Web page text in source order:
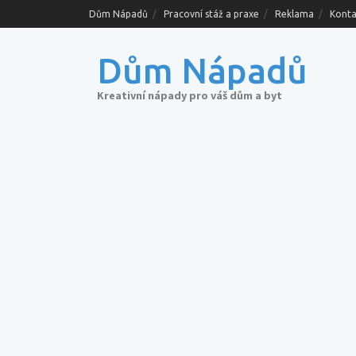
to
Dům Nápadů Pracovní stáž a praxe Reklama
Dům Nápadů
Kreativní nápady pro váš dům a byt